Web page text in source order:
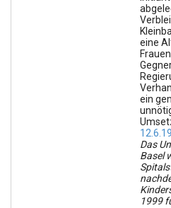
eine
ein
Das
Basel
1999